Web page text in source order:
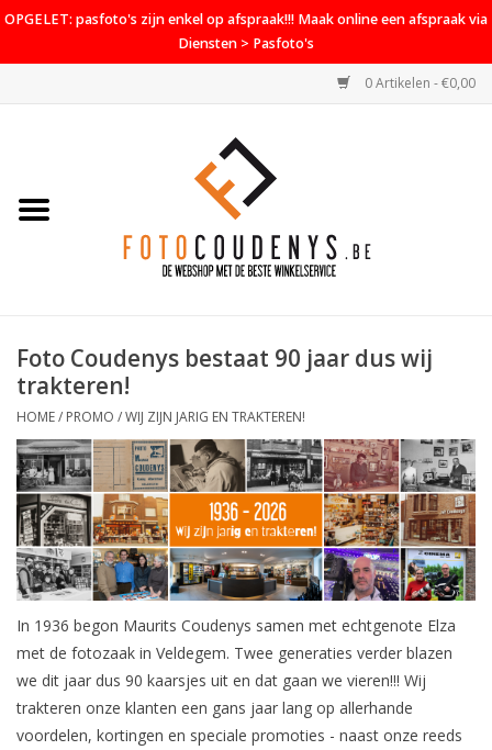
OPGELET: pasfoto's zijn enkel op afspraak!!! Maak online een afspraak via
Diensten > Pasfoto's
0 Artikelen - €0,00
Home
PROMO
Diensten
Contact
Foto Coudenys bestaat 90 jaar dus wij
trakteren!
HOME/ PROMO /WIJ ZIJN JARIG EN TRAKTEREN!
In 1936 begon Maurits Coudenys samen met echtgenote Elza
met de fotozaak in Veldegem. Twee generaties verder blazen
we dit jaar dus 90 kaarsjes uit en dat gaan we vieren!!! Wij
trakteren onze klanten een gans jaar lang op allerhande
voordelen, kortingen en speciale promoties - naast onze reeds